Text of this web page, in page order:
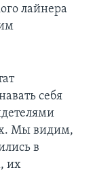
лайнера
себя
Мы видим,
в
их